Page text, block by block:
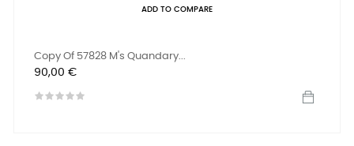
ADD TO COMPARE
Copy Of 57828 M's Quandary...
Preis
90,00 €